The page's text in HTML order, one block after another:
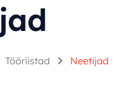
Tööriistad Neetijad